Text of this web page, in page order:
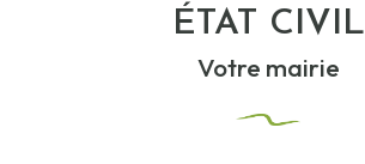
ÉTAT CIVIL
Votre mairie